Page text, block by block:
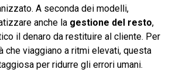
A seconda dei modelli,
anche la gestione del resto,
il denaro da restituire al cliente. Per
che viaggiano a ritmi elevati, questa
per ridurre gli errori umani.